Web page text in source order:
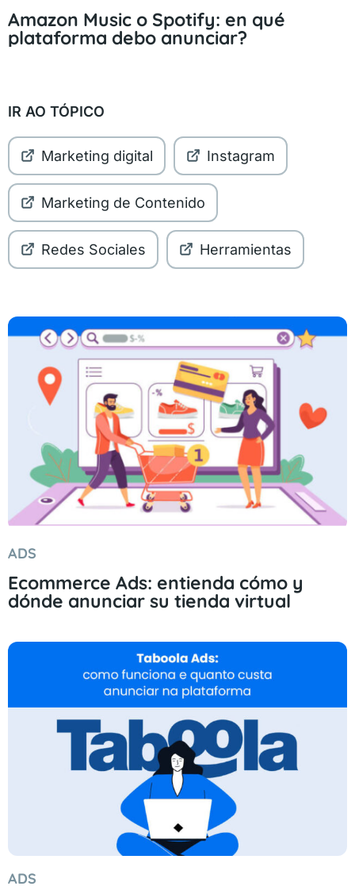
Amazon Music o Spotify: en qué
plataforma debo anunciar?
IR AO TÓPICO
Marketing digital Instagram
Marketing de Contenido
Redes Sociales Herramientas
ADS
Ecommerce Ads: entienda cómo y
dónde anunciar su tienda virtual
ADS